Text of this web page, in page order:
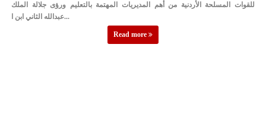
للقوات المسلحة الأردنية من أهم المديريات المهتمة بالتعليم ورؤى جلالة الملك
عبدالله الثاني ابن ا...
Read more